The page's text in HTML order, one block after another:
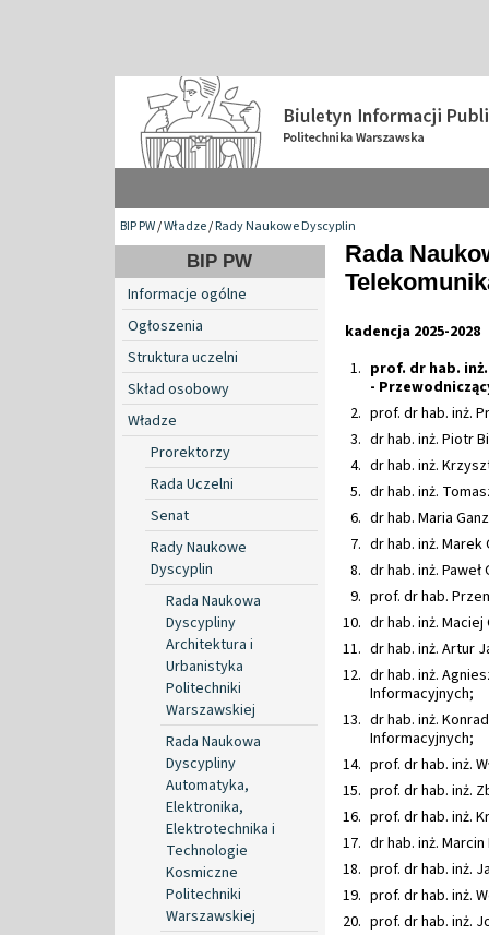
BIP PW/Władze/Rady Naukowe Dyscyplin
BIP PW
Informacje ogólne
Ogłoszenia
Struktura uczelni
Skład osobowy
Władze
Prorektorzy
Rada Uczelni
Senat
Rady Naukowe
Dyscyplin
Rada Naukowa
Dyscypliny
Architektura i
Urbanistyka
Politechniki
Warszawskiej
Rada Naukowa
Dyscypliny
Automatyka,
Elektronika,
Elektrotechnika i
Technologie
Kosmiczne
Politechniki
Warszawskiej
Rada
kadencja 2025-2028
prof. dr hab.
-
prof. dr hab. inż.
dr hab. inż. Piotr
dr hab. inż.
dr hab. inż.
dr hab. Maria
dr hab. inż.
dr hab. inż.
prof. dr hab.
dr hab. inż.
dr hab. inż. Artur
dr hab. inż.
Informacyjnych;
dr hab. inż.
Informacyjnych;
prof. dr hab. inż.
prof. dr hab. inż.
prof. dr hab. inż.
dr hab. inż.
prof. dr hab. inż.
prof. dr hab. inż.
prof. dr hab. inż.